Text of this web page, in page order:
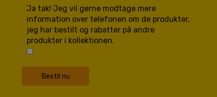
Ja tak! Jeg vil gerne modtage mere
information over telefonen om de produkter,
jeg har bestilt og rabatter på andre
produkter i kollektionen.
Bestil nu